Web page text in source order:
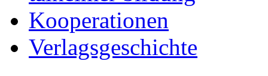
Kooperationen
Verlagsgeschichte